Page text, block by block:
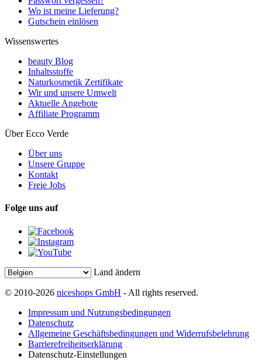
Wo ist meine Lieferung?
Gutschein einlösen
Wissenswertes
beauty Blog
Inhaltsstoffe
Naturkosmetik Zertifikate
Wir und unsere Umwelt
Aktuelle Angebote
Affiliate Programm
Über Ecco Verde
Über uns
Unsere Gruppe
Kontakt
Freie Jobs
Folge uns auf
Land ändern
© 2010-2026 niceshops GmbH - All rights reserved.
Impressum und Nutzungsbedingungen
Datenschutz
Allgemeine Geschäftsbedingungen und Widerrufsbelehrung
Barrierefreiheitserklärung
Datenschutz-Einstellungen